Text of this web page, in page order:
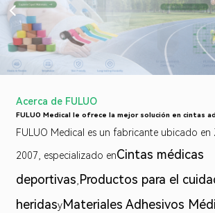
Acerca de FULUO
FULUO Medical le ofrece la mejor solución en cintas
FULUO Medical es un fabricante ubicado en
2007, especializado enCintas médicas
deportivas Productos para el
heridasyMateriales Adhesivos